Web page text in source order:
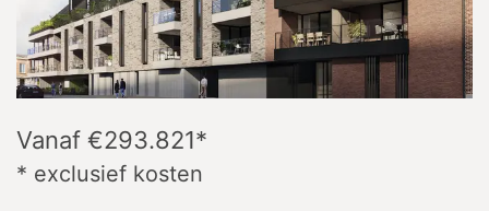
Vanaf €293.821*
* exclusief kosten